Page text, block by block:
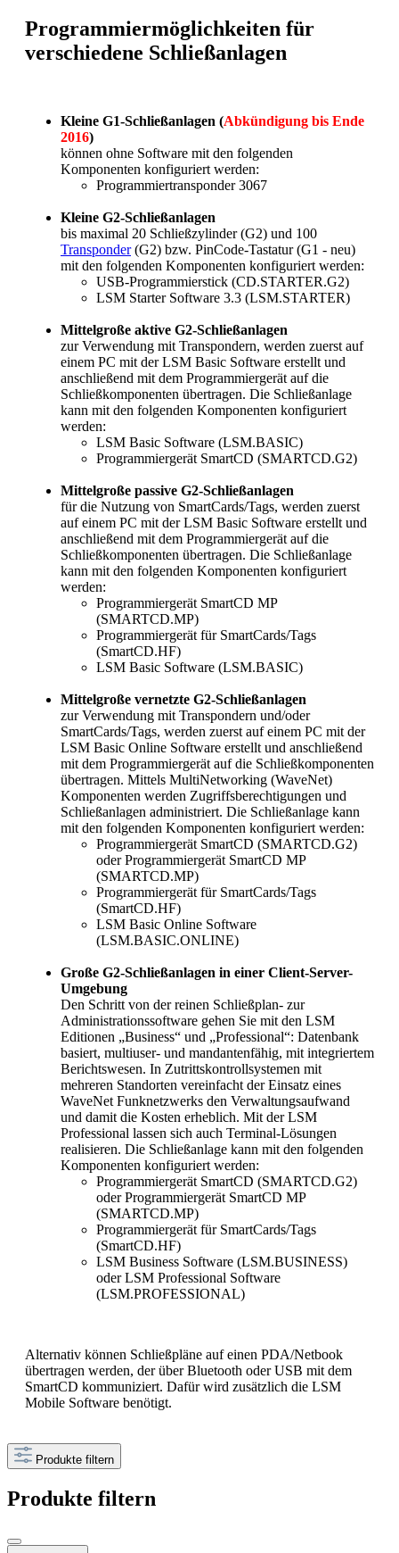
Programmiermöglichkeiten für
verschiedene Schließanlagen
Kleine G1-Schließanlagen (Abkündigung bis Ende
2016)
können ohne Software mit den folgenden
Komponenten konfiguriert werden:
Programmiertransponder 3067
Kleine G2-Schließanlagen
bis maximal 20 Schließzylinder (G2) und 100
Transponder(G2) bzw. PinCode-Tastatur (G1 - neu)
mit den folgenden Komponenten konfiguriert werden:
USB-Programmierstick (CD.STARTER.G2)
LSM Starter Software 3.3 (LSM.STARTER)
Mittelgroße aktive G2-Schließanlagen
zur Verwendung mit Transpondern, werden zuerst auf
einem PC mit der LSM Basic Software erstellt und
anschließend mit dem Programmiergerät auf die
Schließkomponenten übertragen. Die Schließanlage
kann mit den folgenden Komponenten konfiguriert
werden:
LSM Basic Software (LSM.BASIC)
Programmiergerät SmartCD (SMARTCD.G2)
Mittelgroße passive G2-Schließanlagen
für die Nutzung von SmartCards/Tags, werden zuerst
auf einem PC mit der LSM Basic Software erstellt und
anschließend mit dem Programmiergerät auf die
Schließkomponenten übertragen. Die Schließanlage
kann mit den folgenden Komponenten konfiguriert
werden:
Programmiergerät SmartCD MP
(SMARTCD.MP)
Programmiergerät für SmartCards/Tags
(SmartCD.HF)
LSM Basic Software (LSM.BASIC)
Mittelgroße vernetzte G2-Schließanlagen
zur Verwendung mit Transpondern und/oder
SmartCards/Tags, werden zuerst auf einem PC mit der
LSM Basic Online Software erstellt und anschließend
mit dem Programmiergerät auf die Schließkomponenten
übertragen. Mittels MultiNetworking (WaveNet)
Komponenten werden Zugriffsberechtigungen und
Schließanlagen administriert. Die Schließanlage kann
mit den folgenden Komponenten konfiguriert werden:
Programmiergerät SmartCD (SMARTCD.G2)
oder Programmiergerät SmartCD MP
(SMARTCD.MP)
Programmiergerät für SmartCards/Tags
(SmartCD.HF)
LSM Basic Online Software
(LSM.BASIC.ONLINE)
Große G2-Schließanlagen in einer Client-Server-
Umgebung
Den Schritt von der reinen Schließplan- zur
Administrationssoftware gehen Sie mit den LSM
Editionen „Business“ und „Professional“: Datenbank
basiert, multiuser- und mandantenfähig, mit integriertem
Berichtswesen. In Zutrittskontrollsystemen mit
mehreren Standorten vereinfacht der Einsatz eines
WaveNet Funknetzwerks den Verwaltungsaufwand
und damit die Kosten erheblich. Mit der LSM
Professional lassen sich auch Terminal-Lösungen
realisieren. Die Schließanlage kann mit den folgenden
Komponenten konfiguriert werden:
Programmiergerät SmartCD (SMARTCD.G2)
oder Programmiergerät SmartCD MP
(SMARTCD.MP)
Programmiergerät für SmartCards/Tags
(SmartCD.HF)
LSM Business Software (LSM.BUSINESS)
oder LSM Professional Software
(LSM.PROFESSIONAL)
Alternativ können Schließpläne auf einen PDA/Netbook
übertragen werden, der über Bluetooth oder USB mit dem
SmartCD kommuniziert. Dafür wird zusätzlich die LSM
Mobile Software benötigt.
Produkte filtern
Produkte filtern